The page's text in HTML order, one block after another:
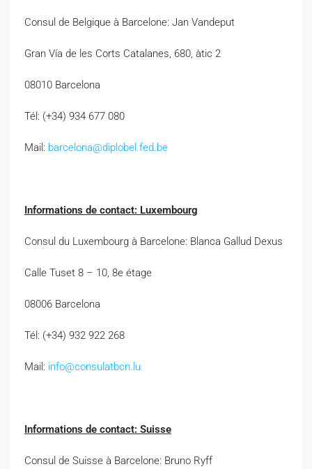
Consul de Belgique à Barcelone: Jan Vandeput
Gran Vía de les Corts Catalanes, 680, àtic 2
08010 Barcelona
Tél: (+34) 934 677 080
Mail: barcelona@diplobel.fed.be
Informations de contact: Luxembourg
Consul du Luxembourg à Barcelone: Blanca Gallud Dexus
Calle Tuset 8 – 10, 8e étage
08006 Barcelona
Tél: (+34) 932 922 268
Mail: info@consulatbcn.lu
Informations de contact: Suisse
Consul de Suisse à Barcelone: Bruno Ryff